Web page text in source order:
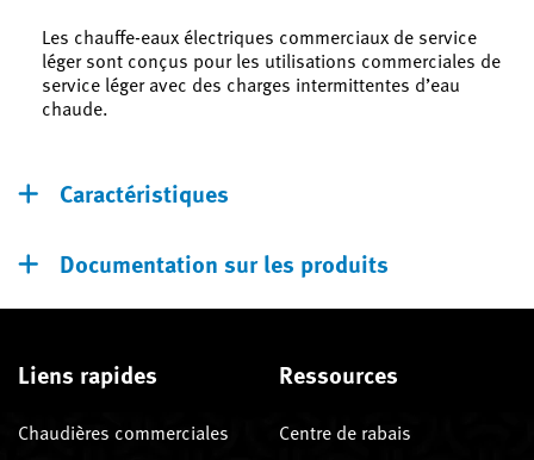
Les chauffe-eaux électriques commerciaux de service
léger sont conçus pour les utilisations commerciales de
service léger avec des charges intermittentes d’eau
chaude.
Caractéristiques
Documentation sur les produits
Liens rapides
Chaudières commerciales
Ressources
Centre de rabais